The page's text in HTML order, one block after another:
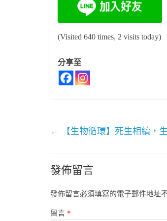
(Visited 640 times, 2 visits today)
分享至
← 【生物循環】死生相續，
發佈留言
發佈留言必須填寫的電子郵件地址
留言 *